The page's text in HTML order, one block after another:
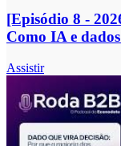
[Episódio 8 -
Como IA e
Assistir